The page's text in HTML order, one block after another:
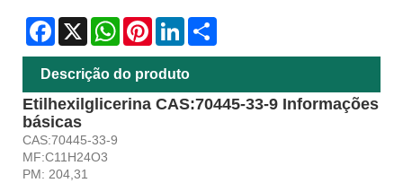
Facebook
X WhatsAppPinterestLinkedIn
Descrição do produto
Etilhexilglicerina CAS:70445-33-9 Informações
básicas
CAS:70445-33-9
MF:C11H24O3
PM: 204,31